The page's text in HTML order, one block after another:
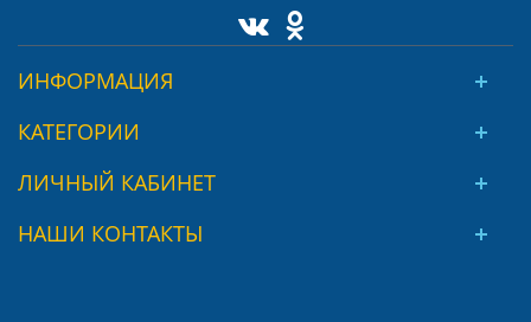
ИНФОРМАЦИЯ
КАТЕГОРИИ
ЛИЧНЫЙ КАБИНЕТ
НАШИ КОНТАКТЫ